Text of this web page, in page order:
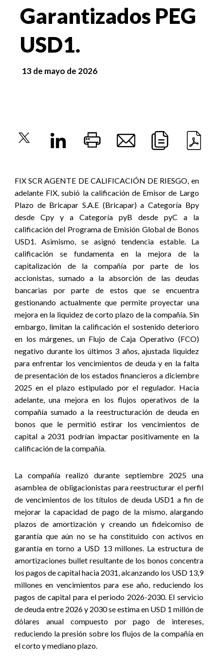
Garantizados PEG
USD1.
13 de mayo de 2026
FIX SCR AGENTE DE CALIFICACIÓN DE RIESGO, en
adelante FIX,subió la calificación de Emisor de Largo
Plazo de Bricapar S.A.E (Bricapar) a Categoría Bpy
desde Cpy y a Categoría pyB desde pyC a la
calificación del Programa de Emisión Global de Bonos
USD1. Asimismo, se asignó tendencia estable. La
calificación se fundamenta en la mejora de la
capitalización de la compañía por parte de los
accionistas, sumado a la absorción de las deudas
bancarias por parte de estos que se encuentra
gestionando actualmente que permite proyectar una
mejora en la liquidez de corto plazo de la compañía. Sin
embargo, limitan la calificación el sostenido deterioro
en los márgenes, un Flujo de Caja Operativo (FCO)
negativo durante los últimos 3 años, ajustada liquidez
para enfrentar los vencimientos de deuda y en la falta
de presentación de los estados financieros a diciembre
2025 en el plazo estipulado por el regulador. Hacia
adelante, una mejora en los flujos operativos de la
compañía sumado a la reestructuración de deuda en
bonos que le permitió estirar los vencimientos de
capital a 2031 podrían impactar positivamente en la
calificación de la compañía.
La compañía realizó durante septiembre 2025 una
asamblea de obligacionistas para reestructurar el perfil
de vencimientos de los títulos de deuda USD1 a fin de
mejorar la capacidad de pago de la mismo, alargando
plazos de amortización y creando un fideicomiso de
garantía que aún no se ha constituido con activos en
garantía en torno a USD 13 millones. La estructura de
amortizaciones bullet resultante de los bonos concentra
los pagos de capital hacia 2031, alcanzando los USD 13,9
millones en vencimientos para ese año, reduciendo los
pagos de capital para el periodo 2026-2030. El servicio
de deuda entre 2026 y 2030 se estima en USD 1 millón de
dólares anual compuesto por pago de intereses,
reduciendo la presión sobre los flujos de la compañía en
el corto y mediano plazo.